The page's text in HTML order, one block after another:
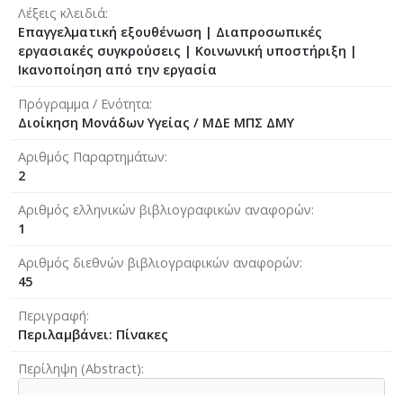
Λέξεις κλειδιά
Επαγγελματική εξουθένωση | Διαπροσωπικές
εργασιακές συγκρούσεις | Κοινωνική υποστήριξη |
Ικανοποίηση από την εργασία
Πρόγραμμα / Ενότητα
Διοίκηση Μονάδων Υγείας / ΜΔΕ ΜΠΣ ΔΜΥ
Αριθμός Παραρτημάτων
2
Αριθμός ελληνικών βιβλιογραφικών αναφορών
1
Αριθμός διεθνών βιβλιογραφικών αναφορών
45
Περιγραφή
Περιλαμβάνει: Πίνακες
Περίληψη (Abstract)